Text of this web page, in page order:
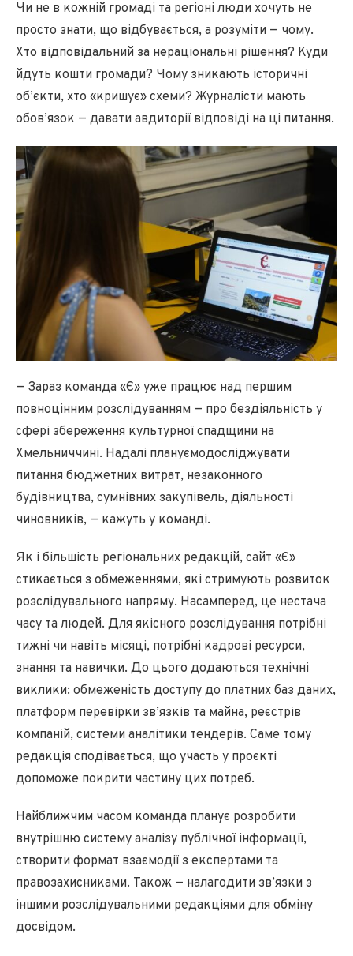
Чи не в кожній громаді та регіоні люди хочуть не
просто знати, що відбувається, а розуміти — чому.
Хто відповідальний за нераціональні рішення? Куди
йдуть кошти громади? Чому зникають історичні
об’єкти, хто «кришує» схеми? Журналісти мають
обов’язок — давати авдиторії відповіді на ці питання.
— Зараз команда «Є» уже працює над першим
повноцінним розслідуванням — про бездіяльність у
сфері збереження культурної спадщини на
Хмельниччині. Надалі плануємодосліджувати
питання бюджетних витрат, незаконного
будівництва, сумнівних закупівель, діяльності
чиновників, — кажуть у команді.
Як і більшість регіональних редакцій, сайт «Є»
стикається з обмеженнями, які стримують розвиток
розслідувального напряму. Насамперед, це нестача
часу та людей. Для якісного розслідування потрібні
тижні чи навіть місяці, потрібні кадрові ресурси,
знання та навички. До цього додаються технічні
виклики: обмеженість доступу до платних баз даних,
платформ перевірки зв’язків та майна, реєстрів
компаній, системи аналітики тендерів. Саме тому
редакція сподівається, що участь у проєкті
допоможе покрити частину цих потреб.
Найближчим часом команда планує розробити
внутрішню систему аналізу публічної інформації,
створити формат взаємодії з експертами та
правозахисниками. Також — налагодити зв’язки з
іншими розслідувальними редакціями для обміну
досвідом.